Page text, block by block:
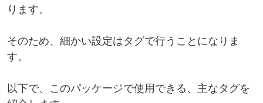
ります。
そのため、細かい設定はタグで行うことになりま
す。
以下で、このパッケージで使用できる、主なタグを